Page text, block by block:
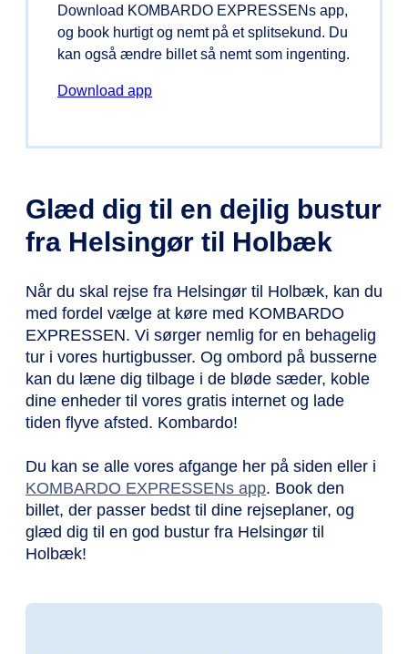
Download KOMBARDO EXPRESSENs app,
og book hurtigt og nemt på et splitsekund. Du
kan også ændre billet så nemt som ingenting.
Download app
Glæd dig til en dejlig bustur
fra Helsingør til Holbæk
Når du skal rejse fra Helsingør til Holbæk, kan du
med fordel vælge at køre med KOMBARDO
EXPRESSEN. Vi sørger nemlig for en behagelig
tur i vores hurtigbusser. Og ombord på busserne
kan du læne dig tilbage i de bløde sæder, koble
dine enheder til vores gratis internet og lade
tiden flyve afsted. Kombardo!
Du kan se alle vores afgange her på siden eller i
KOMBARDO EXPRESSENs app. Book den
billet, der passer bedst til dine rejseplaner, og
glæd dig til en god bustur fra Helsingør til
Holbæk!